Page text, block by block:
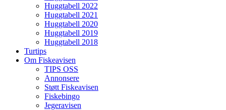
Huggtabell 2022
Huggtabell 2021
Huggtabell 2020
Huggtabell 2019
Huggtabell 2018
Turtips
Om Fiskeavisen
TIPS OSS
Annonsere
Støtt Fiskeavisen
Fiskebingo
Jegeravisen